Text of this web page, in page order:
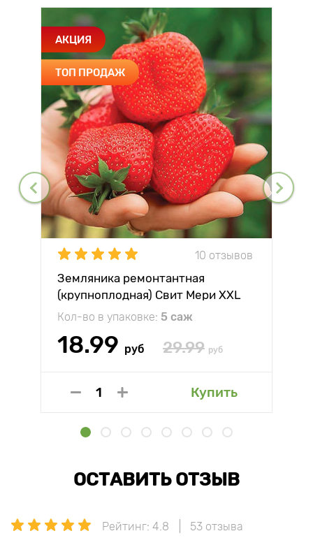
АКЦИЯ
ТОП ПРОДАЖ
10 отзывов
Земляника ремонтантная
(крупноплодная) Свит Мери XXL
Кол-во в упаковке: 5 саж
18.99 руб 29.99 руб
Купить
ОСТАВИТЬ ОТЗЫВ
Рейтинг: 4.8 53 отзыва